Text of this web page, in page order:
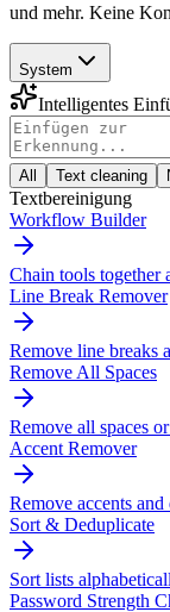
und mehr. Keine
System
Intelligentes
All Text cleaning
Textbereinigung
Workflow Builder
Chain tools together
Line Break Remover
Remove line breaks
Remove All Spaces
Remove all spaces
Accent Remover
Remove accents
Sort & Deduplicate
Sort lists
Password Strength